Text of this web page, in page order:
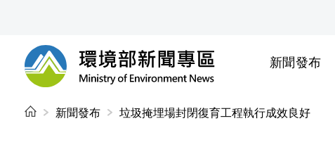
環境部新聞專區
新聞發布
新聞發布 垃圾掩埋場封閉復育工程執行成效良好